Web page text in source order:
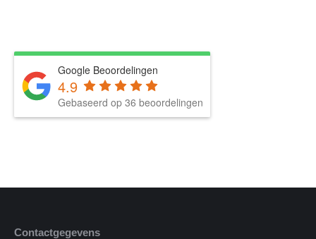
Google Beoordelingen
4.9
Gebaseerd op 36 beoordelingen
Contactgegevens